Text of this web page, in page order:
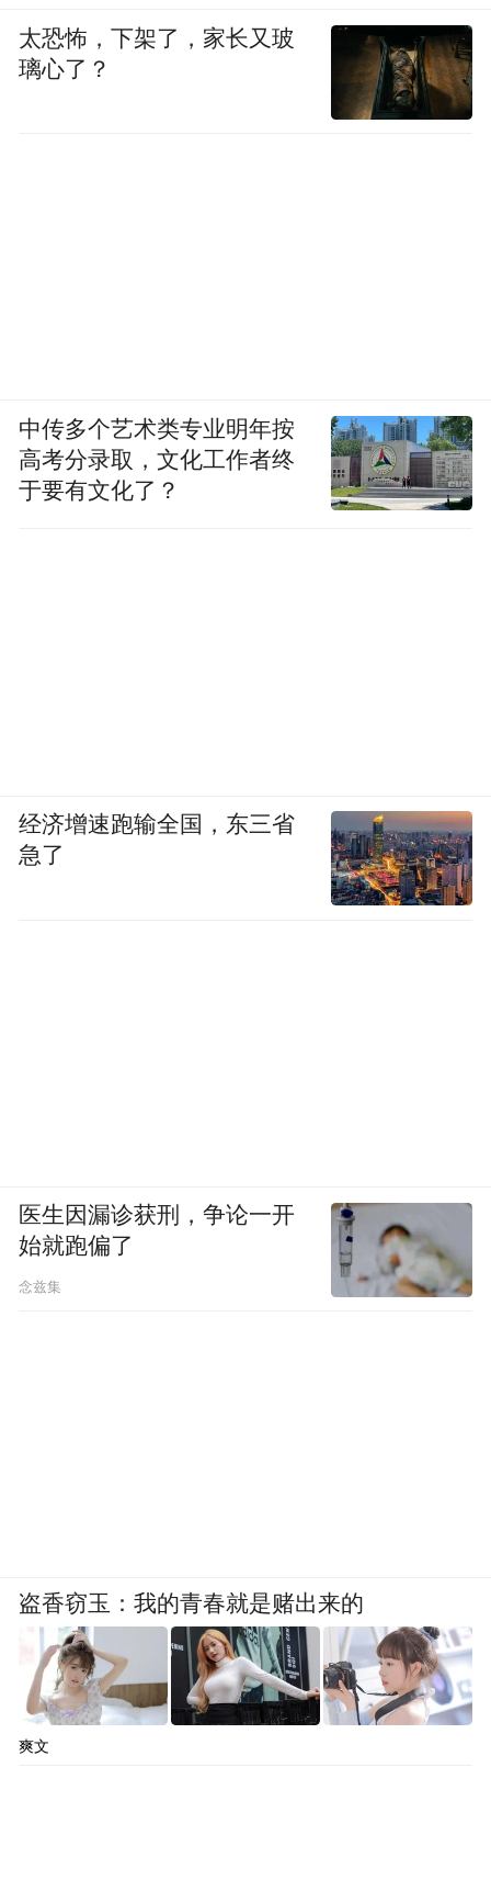
太恐怖，下架了，家长又玻
璃心了？
中传多个艺术类专业明年按
高考分录取，文化工作者终
于要有文化了？
经济增速跑输全国，东三省
急了
医生因漏诊获刑，争论一开
始就跑偏了
念兹集
盗香窃玉：我的青春就是赌出来的
爽文